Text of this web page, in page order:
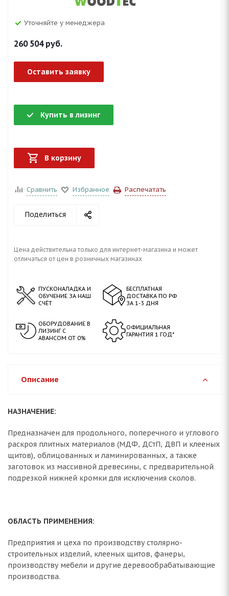
Уточняйте у менеджера
260 504руб.
Оставить заявку
Купить в лизинг
В корзину
Сравнить Избранное Распечатать
Поделиться
Цена действительна только для интернет-магазина и может
отличаться от цен в розничных магазинах
ПУСКОНАЛАДКА И
ОБУЧЕНИЕ ЗА НАШ
СЧЁТ
БЕСПЛАТНАЯ
ДОСТАВКА ПО РФ
ЗА 1-3 ДНЯ
ОБОРУДОВАНИЕ В
ЛИЗИНГ С
АВАНСОМ ОТ 0%
ОФИЦИАЛЬНАЯ
ГАРАНТИЯ 1 ГОД*
Описание
НАЗНАЧЕНИЕ:
Предназначен для продольного, поперечного и углового
раскроя плитных материалов (МДФ, ДСтП, ДВП и клееных
щитов), облицованных и ламинированных, а также
заготовок из массивной древесины, с предварительной
подрезкой нижней кромки для исключения сколов.
ОБЛАСТЬ ПРИМЕНЕНИЯ:
Предприятия и цеха по производству столярно-
строительных изделий, клееных щитов, фанеры,
производству мебели и другие деревообрабатывающие
производства.